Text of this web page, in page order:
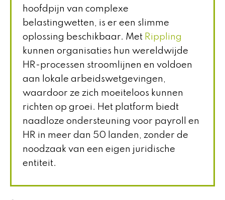
hoofdpijn van complexe
belastingwetten, is er een slimme
oplossing beschikbaar. Met Rippling
kunnen organisaties hun wereldwijde
HR-processen stroomlijnen en voldoen
aan lokale arbeidswetgevingen,
waardoor ze zich moeiteloos kunnen
richten op groei. Het platform biedt
naadloze ondersteuning voor payroll en
HR in meer dan 50 landen, zonder de
noodzaak van een eigen juridische
entiteit.